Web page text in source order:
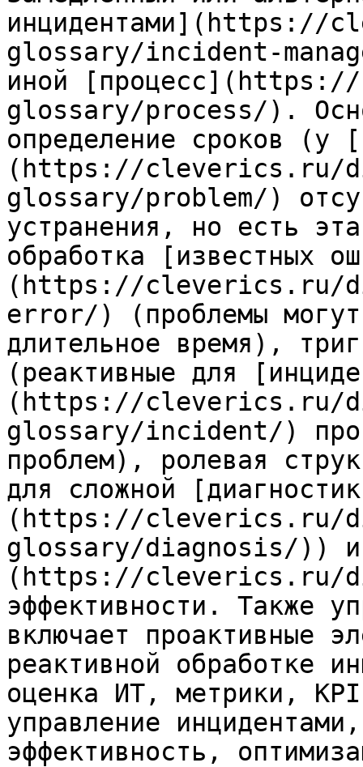
glossary/incident-
иной
glossary/process/).
определение сроков (у
(https://cleverics.ru/
glossary/problem/)
устранения, но есть
обработка [известных
(https://cleverics.ru/
error/) (проблемы могут
длительное время),
(реактивные для
(https://cleverics.ru/
glossary/incident/)
проблем), ролевая
для сложной
(https://cleverics.ru/
glossary/diagnosis/)) и
(https://cleverics.ru/
эффективности. Также
включает проактивные
реактивной обработке
оценка ИТ, метрики,
управление
эффективность,